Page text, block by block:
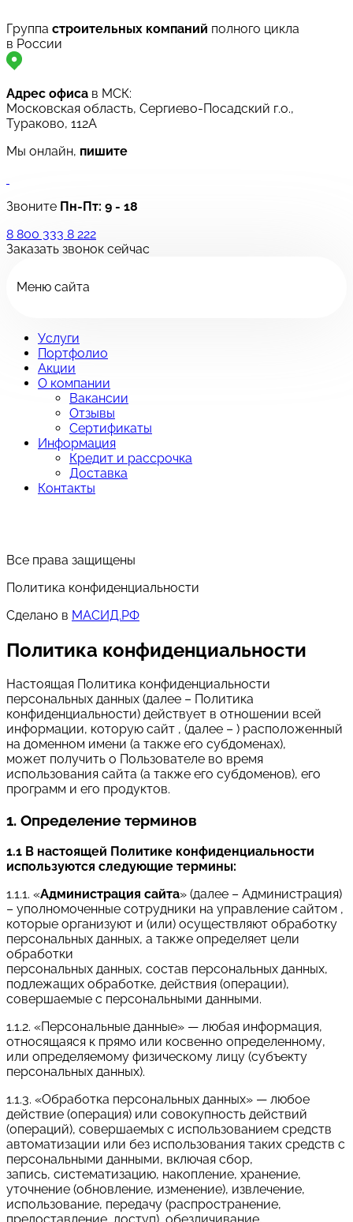
Группа строительных компаний полного цикла
в России
Адрес офиса в МСК:
Московская область, Сергиево-Посадский г.о.,
Тураково, 112А
Мы онлайн, пишите
Звоните Пн-Пт: 9 - 18
8 800 333 8 222
Заказать звонок сейчас
Меню сайта
Услуги
Портфолио
Акции
О компании
Вакансии
Отзывы
Сертификаты
Информация
Кредит и рассрочка
Доставка
Контакты
Все права защищены
Политика конфиденциальности
Сделано в МАСИД.РФ
Политика конфиденциальности
Настоящая Политика конфиденциальности
персональных данных (далее – Политика
конфиденциальности) действует в отношении всей
информации, которую сайт , (далее – ) расположенный
на доменном имени (а также его субдоменах),
может получить о Пользователе во время
использования сайта (а также его субдоменов), его
программ и его продуктов.
1. Определение терминов
1.1 В настоящей Политике конфиденциальности
используются следующие термины:
1.1.1. «Администрация сайта» (далее – Администрация)
– уполномоченные сотрудники на управление сайтом ,
которые организуют и (или) осуществляют обработку
персональных данных, а также определяет цели
обработки
персональных данных, состав персональных данных,
подлежащих обработке, действия (операции),
совершаемые с персональными данными.
1.1.2. «Персональные данные» — любая информация,
относящаяся к прямо или косвенно определенному,
или определяемому физическому лицу (субъекту
персональных данных).
1.1.3. «Обработка персональных данных» — любое
действие (операция) или совокупность действий
(операций), совершаемых с использованием средств
автоматизации или без использования таких средств с
персональными данными, включая сбор,
запись, систематизацию, накопление, хранение,
уточнение (обновление, изменение), извлечение,
использование, передачу (распространение,